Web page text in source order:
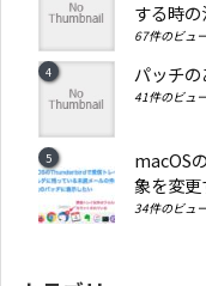
する時
67件のビュ
パッチ
41件のビュ
macOS
象を変更
34件のビュ